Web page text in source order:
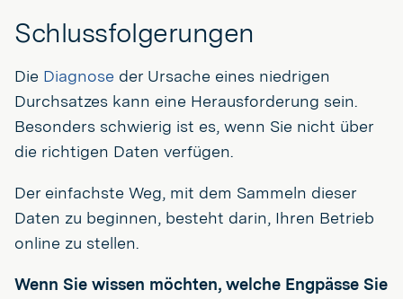
Schlussfolgerungen
Die Diagnose der Ursache eines niedrigen
Durchsatzes kann eine Herausforderung sein.
Besonders schwierig ist es, wenn Sie nicht über
die richtigen Daten verfügen.
Der einfachste Weg, mit dem Sammeln dieser
Daten zu beginnen, besteht darin, Ihren Betrieb
online zu stellen.
Wenn Sie wissen möchten, welche Engpässe Sie